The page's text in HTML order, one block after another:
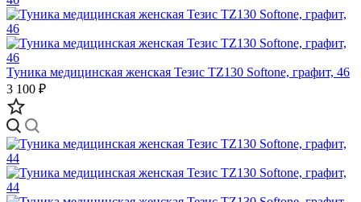
Туника медицинская женская Тезис TZ130 Softone, графит, 46
3 100 ₽